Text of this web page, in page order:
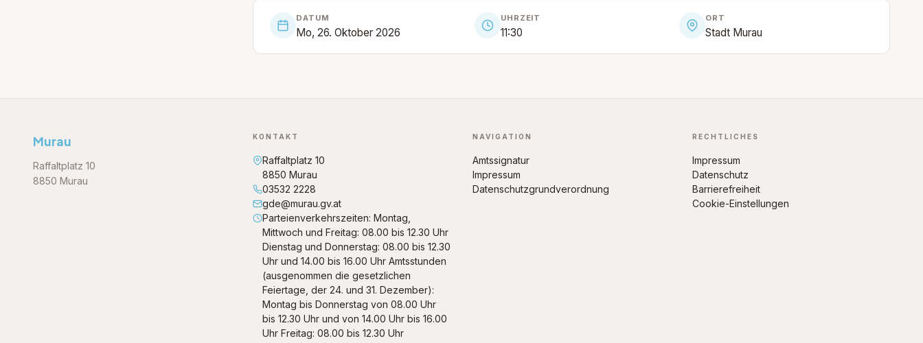
DATUM
Mo, 26. Oktober 2026
UHRZEIT
11:30
ORT
Stadt Murau
Murau
Raffaltplatz 10
8850 Murau
KONTAKT
Raffaltplatz 10
8850 Murau
03532 2228
gde@murau.gv.at
Parteienverkehrszeiten: Montag,
Mittwoch und Freitag: 08.00 bis 12.30 Uhr
Dienstag und Donnerstag: 08.00 bis 12.30
Uhr und 14.00 bis 16.00 Uhr Amtsstunden
(ausgenommen die gesetzlichen
Feiertage, der 24. und 31. Dezember):
Montag bis Donnerstag von 08.00 Uhr
bis 12.30 Uhr und von 14.00 Uhr bis 16.00
Uhr Freitag: 08.00 bis 12.30 Uhr
NAVIGATION
Amtssignatur
Impressum
Datenschutzgrundverordnung
RECHTLICHES
Impressum
Datenschutz
Barrierefreiheit
Cookie-Einstellungen